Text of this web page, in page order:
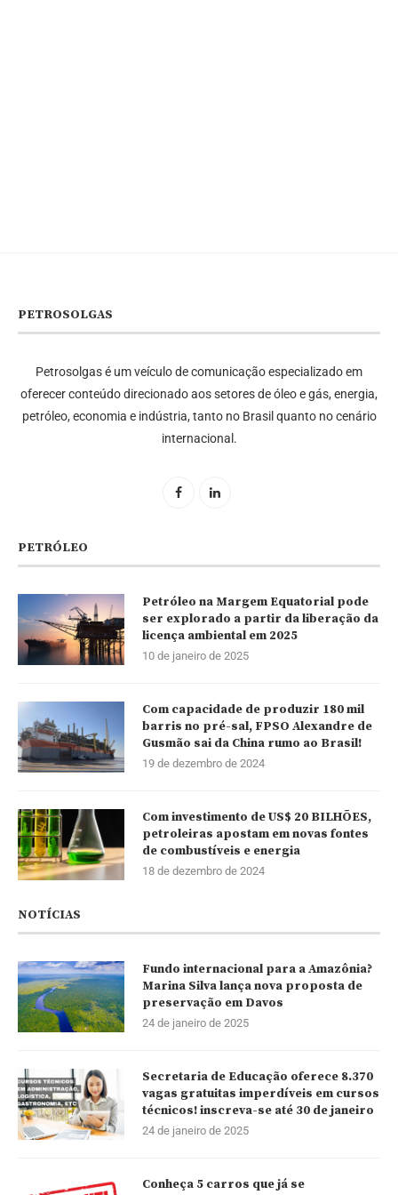
PETROSOLGAS
Petrosolgas é um veículo de comunicação especializado em
oferecer conteúdo direcionado aos setores de óleo e gás, energia,
petróleo, economia e indústria, tanto no Brasil quanto no cenário
internacional.
PETRÓLEO
Petróleo na Margem Equatorial pode
ser explorado a partir da liberação da
licença ambiental em 2025
10 de janeiro de 2025
Com capacidade de produzir 180 mil
barris no pré-sal, FPSO Alexandre de
Gusmão sai da China rumo ao Brasil!
19 de dezembro de 2024
Com investimento de US$ 20 BILHÕES,
petroleiras apostam em novas fontes
de combustíveis e energia
18 de dezembro de 2024
NOTÍCIAS
Fundo internacional para a Amazônia?
Marina Silva lança nova proposta de
preservação em Davos
24 de janeiro de 2025
Secretaria de Educação oferece 8.370
vagas gratuitas imperdíveis em cursos
técnicos! inscreva-se até 30 de janeiro
24 de janeiro de 2025
Conheça 5 carros que já se